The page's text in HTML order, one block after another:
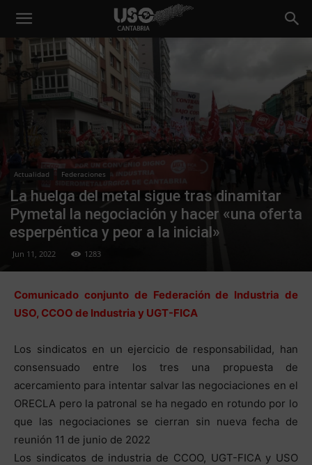
Actualidad Federaciones
La huelga del metal sigue tras dinamitar
Pymetal la negociación y hacer «una oferta
esperpéntica y peor a la inicial»
Jun 11, 2022 1283
Comunicado conjunto de Federación de Industria de
USO, CCOO de Industria y UGT-FICA
Los sindicatos en un ejercicio de responsabilidad, han
consensuado entre los tres una propuesta de
acercamiento para intentar salvar las negociaciones en el
ORECLA pero la patronal se ha negado en rotundo por lo
que las negociaciones se cierran sin nueva fecha de
reunión 11 de junio de 2022
Los sindicatos de industria de CCOO, UGT-FICA y USO